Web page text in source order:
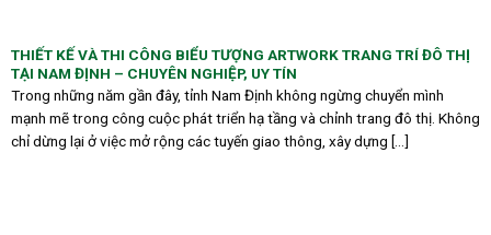
THIẾT KẾ VÀ THI CÔNG BIỂU TƯỢNG ARTWORK TRANG TRÍ ĐÔ THỊ
TẠI NAM ĐỊNH – CHUYÊN NGHIỆP, UY TÍN
Trong những năm gần đây, tỉnh Nam Định không ngừng chuyển mình
mạnh mẽ trong công cuộc phát triển hạ tầng và chỉnh trang đô thị. Không
chỉ dừng lại ở việc mở rộng các tuyến giao thông, xây dựng [...]